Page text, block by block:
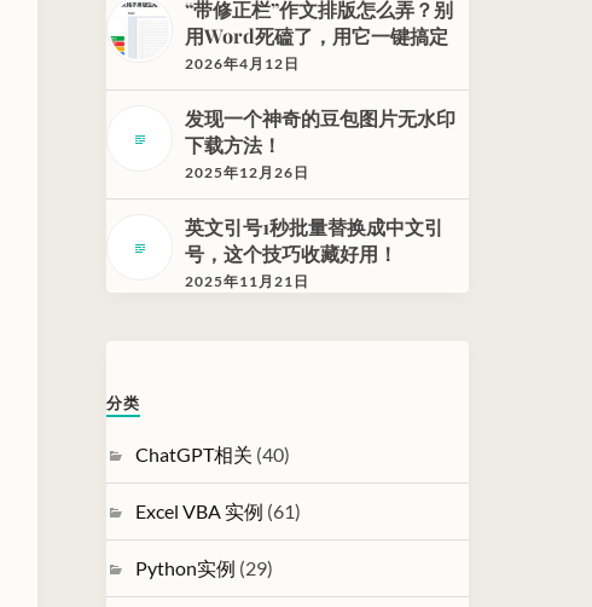
“带修正栏”作文排版怎么弄？别
用Word死磕了，用它一键搞定
2026年4月12日
发现一个神奇的豆包图片无水印
下载方法！
2025年12月26日
英文引号1秒批量替换成中文引
号，这个技巧收藏好用！
2025年11月21日
分类
ChatGPT相关 (40)
Excel VBA 实例 (61)
Python实例 (29)